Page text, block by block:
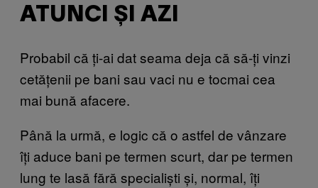
ATUNCI ȘI AZI
Probabil că ți-ai dat seama deja că să-ți vinzi
cetățenii pe bani sau vaci nu e tocmai cea
mai bună afacere.
Până la urmă, e logic că o astfel de vânzare
îți aduce bani pe termen scurt, dar pe termen
lung te lasă fără specialiști și, normal, îți